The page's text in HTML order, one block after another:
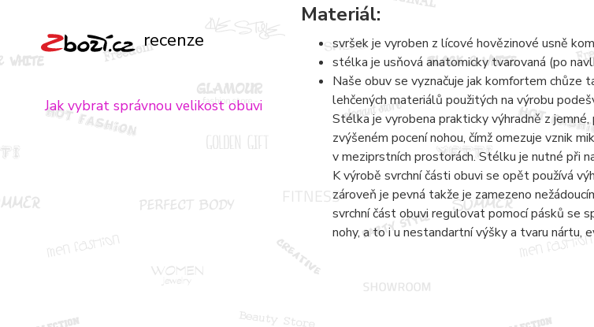
recenze
Jak vybrat správnou velikost obuvi
Materiál:
svršek je vyroben z lícové hovězinové usně
stélka je usňová anatomicky tvarovaná (po
Naše obuv se vyznačuje jak komfortem chůze
lehčených materiálů použitých na výrobu
Stélka je vyrobena prakticky výhradně z
zvýšeném pocení nohou, čímž omezuje vznik
v meziprstních prostorách. Stélku je nutné při
K výrobě svrchní části obuvi se opět používá
zároveň je pevná takže je zamezeno
svrchní část obuvi regulovat pomocí pásků se
nohy, a to i u nestandartní výšky a tvaru nártu,